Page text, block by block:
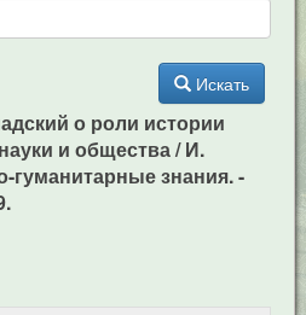
Искать
о роли истории
и общества / И.
гуманитарные знания. -